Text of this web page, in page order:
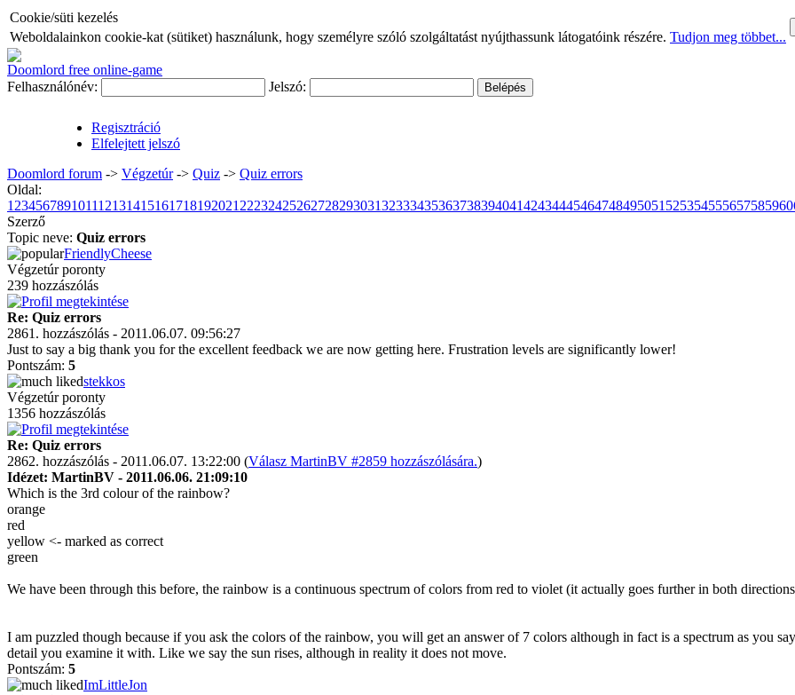
Cookie/süti kezelés
Weboldalainkon cookie-kat (sütiket) használunk, hogy személyre szóló szolgáltatást nyújthassunk látogatóink részére. Tudjon meg többet...
Doomlord free online-game
Felhasználónév:
Jelszó:
Regisztráció
Elfelejtett jelszó
Doomlord forum -> Végzetúr-> Quiz -> Quiz errors
Oldal:
1 23456789101112131415161718192021 222324252627282930313233343536373839404142434445464748495051 525354555657585960
Szerző
Topic neve: Quiz errors
FriendlyCheese
Végzetúr poronty
239 hozzászólás
Re: Quiz errors
2861. hozzászólás - 2011.06.07. 09:56:27
Just to say a big thank you for the excellent feedback we are now getting here. Frustration levels are significantly lower!
Pontszám: 5
stekkos
Végzetúr poronty
1356 hozzászólás
Re: Quiz errors
2862. hozzászólás - 2011.06.07. 13:22:00 (Válasz MartinBV #2859 hozzászólására.)
Idézet: MartinBV - 2011.06.06. 21:09:10
Which is the 3rd colour of the rainbow?
orange
red
yellow <- marked as correct
green
We have been through this before, the rainbow is a continuous spectrum of colors from red to violet (it actually goes further in both
I am puzzled though because if you ask the colors of the rainbow, you will get an answer of 7 colors although in fact is a spectrum as you
detail you examine it with. Like we say the sun rises, although in reality it does not move.
Pontszám: 5
ImLittleJon